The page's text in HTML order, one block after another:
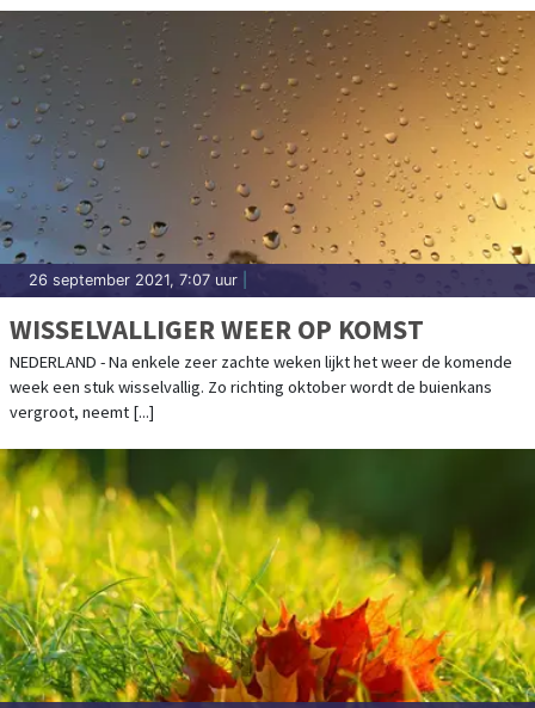
26 september 2021, 7:07 uur
WISSELVALLIGER WEER OP KOMST
NEDERLAND - Na enkele zeer zachte weken lijkt het weer de komende
week een stuk wisselvallig. Zo richting oktober wordt de buienkans
vergroot, neemt [...]